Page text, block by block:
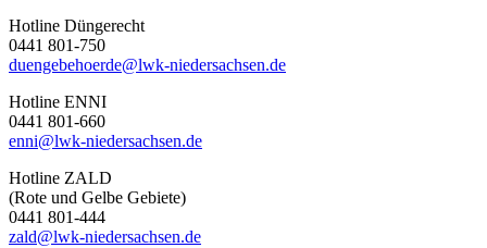
Hotline Düngerecht
0441 801-750
duengebehoerde@lwk-niedersachsen.de
Hotline ENNI
0441 801-660
enni@lwk-niedersachsen.de
Hotline ZALD
(Rote und Gelbe Gebiete)
0441 801-444
zald@lwk-niedersachsen.de